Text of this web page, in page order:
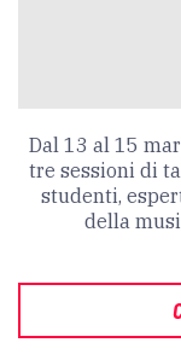
Dal 13 al 15
tre sessioni di
studenti,
della